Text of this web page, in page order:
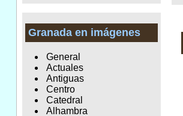
Granada en imágenes
General
Actuales
Antiguas
Centro
Catedral
Alhambra